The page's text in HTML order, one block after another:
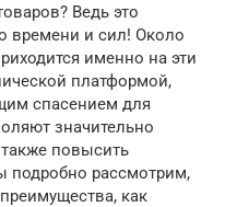
Ведь это
времени и сил! Около
именно на эти
платформой,
спасением для
значительно
также повысить
подробно рассмотрим,
как